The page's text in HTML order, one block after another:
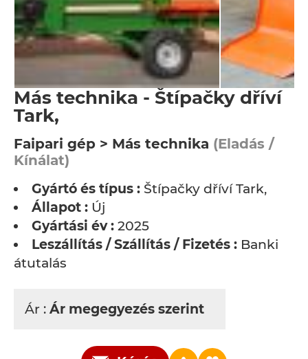
Más technika - Štípačky dříví
Tark,
Faipari gép > Más technika (Eladás /
Kínálat)
Gyártó és típus : Štípačky dříví Tark,
Állapot : Új
Gyártási év : 2025
Leszállítás / Szállítás / Fizetés : Banki
átutalás
Ár : Ár megegyezés szerint